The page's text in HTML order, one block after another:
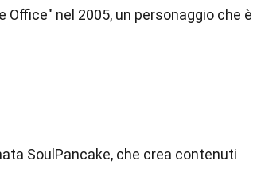
nel 2005, un personaggio che è
SoulPancake, che crea contenuti